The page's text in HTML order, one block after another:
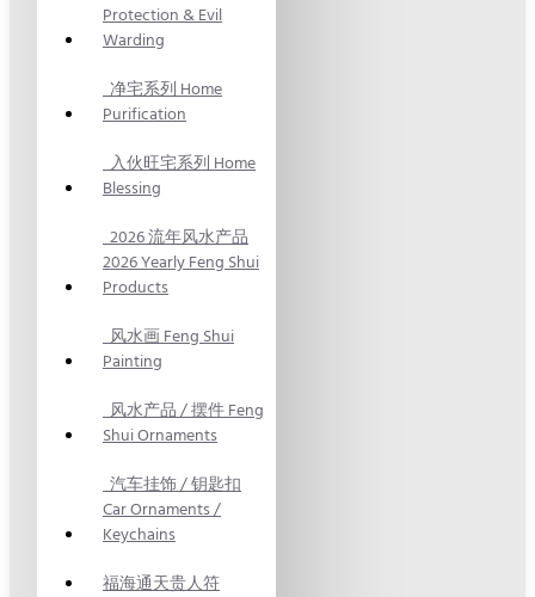
Protection & Evil
Warding
净宅系列 Home
Purification
入伙旺宅系列 Home
Blessing
2026 流年风水产品
2026 Yearly Feng Shui
Products
风水画 Feng Shui
Painting
风水产品 / 摆件 Feng
Shui Ornaments
汽车挂饰 / 钥匙扣
Car Ornaments /
Keychains
福海通天贵人符